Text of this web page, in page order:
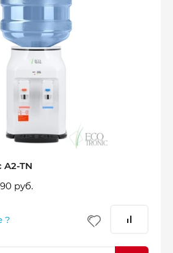
TN
руб.
?
сейчас только
покупки
2
Через 6
недель